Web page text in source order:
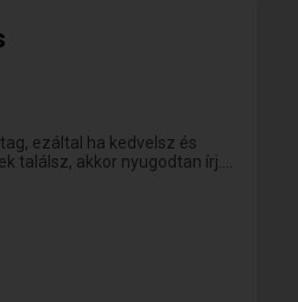
ezáltal ha kedvelsz és
találsz, akkor nyugodtan írj....